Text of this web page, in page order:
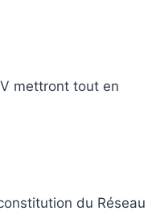
mettront tout en
du Réseau